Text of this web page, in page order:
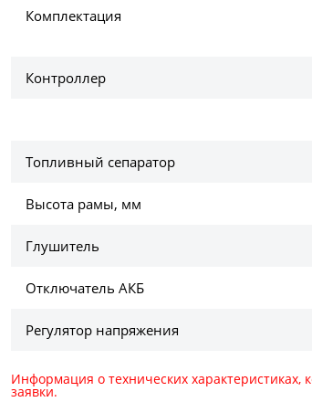
Комплектация
Контроллер
Топливный сепаратор
Высота рамы, мм
Глушитель
Отключатель АКБ
Регулятор напряжения
Информация о технических
заявки.